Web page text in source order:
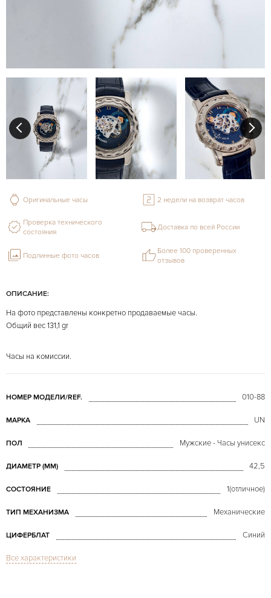
ОПИСАНИЕ:
На фото представлены конкретно продаваемые часы.
Общий вес 131,1 gr
Часы на комиссии.
НОМЕР МОДЕЛИ/REF. 010-88
МАРКА UN
ПОЛ Мужские - Часы унисекс
ДИАМЕТР (MM) 42,5
СОСТОЯНИЕ 1(отличное)
ТИП МЕХАНИЗМА Механические
ЦИФЕРБЛАТ Синий
СТЕКЛО
Все характеристики
Оригинальные часы 2 недели на возврат часов
Проверка технического
состояния
Доставка по всей России
Подлинные фото часов
Более 100 проверенных
отзывов